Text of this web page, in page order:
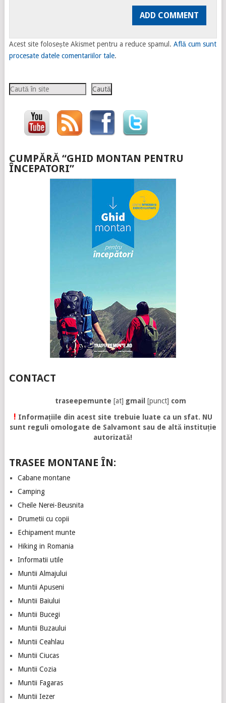
Acest site folosește Akismet pentru a reduce spamul. Află cum sunt
procesate datele comentariilor tale.
Caută Caută
CUMPĂRĂ “GHID MONTAN PENTRU
ÎNCEPATORI”
CONTACT
traseepemunte [at] gmail [punct] com
! Informațiile din acest site trebuie luate ca un sfat. NU
sunt reguli omologate de Salvamont sau de altă instituție
autorizată!
TRASEE MONTANE ÎN:
Cabane montane
Camping
Cheile Nerei-Beusnita
Drumetii cu copii
Echipament munte
Hiking in Romania
Informatii utile
Muntii Almajului
Muntii Apuseni
Muntii Baiului
Muntii Bucegi
Muntii Buzaului
Muntii Ceahlau
Muntii Ciucas
Muntii Cozia
Muntii Fagaras
Muntii Iezer